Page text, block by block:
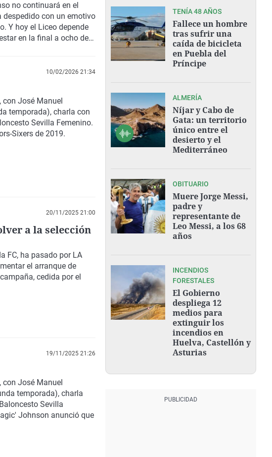
no continuará en el
despedido con un emotivo
Y hoy el Liceo depende
en la final a ocho de
10/02/2026 21:34
con José Manuel
temporada), charla con
Sevilla Femenino.
Sixers de 2019.
20/11/2025 21:00
a la selección
FC, ha pasado por LA
el arranque de
cedida por el
19/11/2025 21:26
con José Manuel
temporada), charla
Sevilla
Johnson anunció que
TENÍA 48 AÑOS
Fallece un hombre
tras sufrir una
caída de bicicleta
en Puebla del
Príncipe
ALMERÍA
Níjar y Cabo de
Gata: un territorio
único entre el
desierto y el
Mediterráneo
OBITUARIO
Muere Jorge Messi,
padre y
representante de
Leo Messi, a los 68
años
INCENDIOS
FORESTALES
El Gobierno
despliega 12
medios para
extinguir los
incendios en
Huelva, Castellón y
Asturias